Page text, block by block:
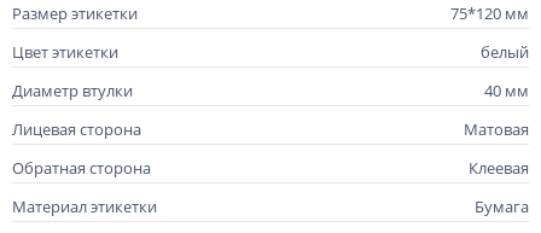
Размер этикетки
75*120 мм
Цвет этикетки
белый
Диаметр втулки
40 мм
Лицевая сторона
Матовая
Обратная сторона
Клеевая
Материал этикетки
Бумага